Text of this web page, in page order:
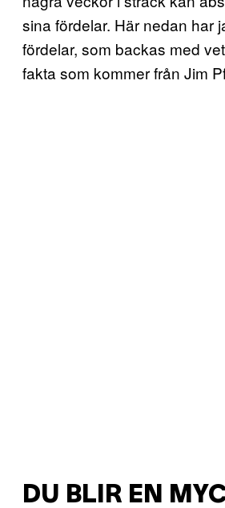
sina fördelar. Här nedan har
fördelar, som backas med
fakta som kommer från Jim
DU BLIR EN